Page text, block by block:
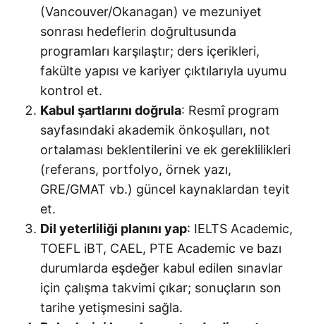
(Vancouver/Okanagan) ve mezuniyet
sonrası hedeflerin doğrultusunda
programları karşılaştır; ders içerikleri,
fakülte yapısı ve kariyer çıktılarıyla uyumu
kontrol et.
Kabul şartlarını doğrula: Resmî program
sayfasındaki akademik önkoşulları, not
ortalaması beklentilerini ve ek gereklilikleri
(referans, portfolyo, örnek yazı,
GRE/GMAT vb.) güncel kaynaklardan teyit
et.
Dil yeterliliği planını yap: IELTS Academic,
TOEFL iBT, CAEL, PTE Academic ve bazı
durumlarda eşdeğer kabul edilen sınavlar
için çalışma takvimi çıkar; sonuçların son
tarihe yetişmesini sağla.